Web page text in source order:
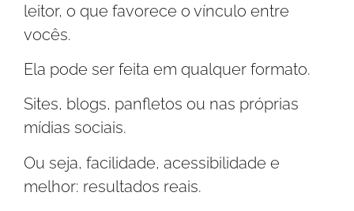
leitor, o que favorece o vínculo entre
vocês.
Ela pode ser feita em qualquer formato.
Sites, blogs, panfletos ou nas próprias
mídias sociais.
Ou seja, facilidade, acessibilidade e
melhor: resultados reais.